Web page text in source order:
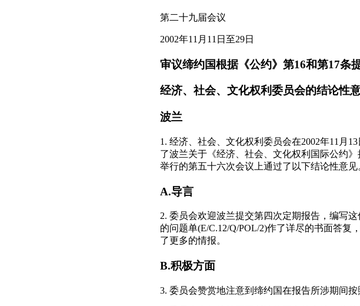
第二十九届会议
2002年11月11日至29日
审议缔约国根据《公约》第16和第17条
经济、社会、文化权利委员会的结论性
波兰
1. 经济、社会、文化权利委员会在2002年11月
了波兰关于《经济、社会、文化权利国际公约》
举行的第五十六次会议上通过了以下结论性意见
A.导言
2. 委员会欢迎波兰提交第四次定期报告，编写
的问题单(E/C.12/Q/POL/2)作了详尽的书面答
了更多的情报。
B.积极方面
3. 委员会赞赏地注意到缔约国在报告所涉期间